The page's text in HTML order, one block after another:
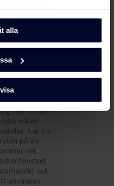
alla
fastställer
vilken
När du
på en
det
och
användas.